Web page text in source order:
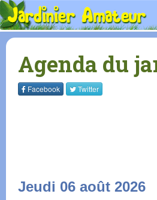
Agenda du
Facebook Twitter
Jeudi 06 août 2026